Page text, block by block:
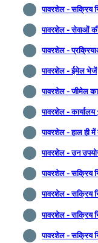
पावरशेल - सक्रिय
पावरशेल - सेवाओं
पावरशेल -
पावरशेल - ईमेल भेजें
पावरशेल - जीमेल
पावरशेल -
पावरशेल - हाल ही में
पावरशेल - उन
पावरशेल - सक्रिय
पावरशेल - सक्रिय
पावरशेल - सक्रिय
पावरशेल - सक्रिय